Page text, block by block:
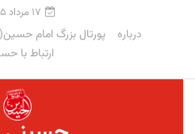
۱۷ مرداد ۱۴۰۵
درباره پورتال بزرگ امام
ارتباط با